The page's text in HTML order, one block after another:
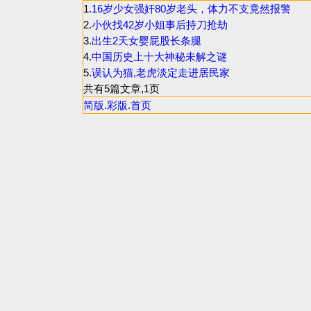
1.16岁少女强奸80岁老头，体力不支竟然报警
2.小伙找42岁小姐事后持刀抢劫
3.出生2天女婴屁股长条腿
4.中国历史上十大神秘未解之谜
5.误认为猫,老虎淡定走进居民家
共有5篇文章,1页
简版.彩版.首页